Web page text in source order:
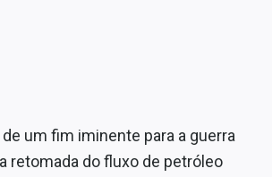
um fim iminente para a guerra
retomada do fluxo de petróleo